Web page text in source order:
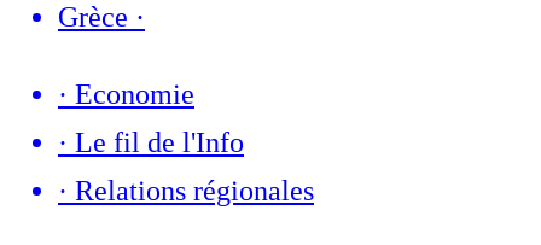
Grèce ·
· Economie
· Le fil de l'Info
· Relations régionales